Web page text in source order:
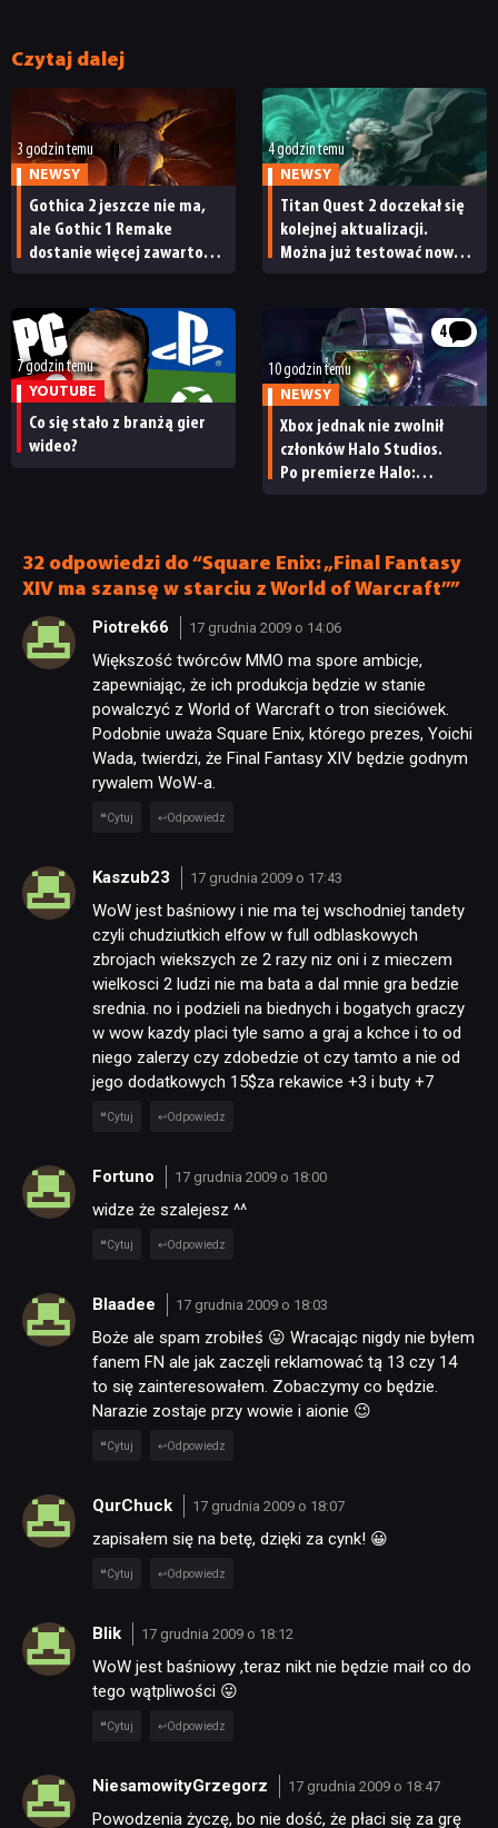
Czytaj dalej
3 godzin temu
NEWSY
Gothica 2 jeszcze nie ma,
ale Gothic 1 Remake
dostanie więcej zawartości.
4 godzin temu
NEWSY
Titan Quest 2 doczekał się
kolejnej aktualizacji.
Można już testować nową
7 godzin temu
YOUTUBE
Co się stało z branżą gier
wideo?
4
10 godzin temu
NEWSY
Xbox jednak nie zwolnił
członków Halo Studios.
Po premierze Halo:
32 odpowiedzi do “Square Enix: „Final Fantasy
XIV ma szansę w starciu z World of Warcraft””
Piotrek66 17 grudnia 2009 o 14:06
Większość twórców MMO ma spore ambicje,
zapewniając, że ich produkcja będzie w stanie
powalczyć z World of Warcraft o tron sieciówek.
Podobnie uważa Square Enix, którego prezes, Yoichi
Wada, twierdzi, że Final Fantasy XIV będzie godnym
rywalem WoW-a.
Cytuj Odpowiedz
Kaszub23 17 grudnia 2009 o 17:43
WoW jest baśniowy i nie ma tej wschodniej tandety
czyli chudziutkich elfow w full odblaskowych
zbrojach wiekszych ze 2 razy niz oni i z mieczem
wielkosci 2 ludzi nie ma bata a dal mnie gra bedzie
srednia. no i podzieli na biednych i bogatych graczy
w wow kazdy placi tyle samo a graj a kchce i to od
niego zalerzy czy zdobedzie ot czy tamto a nie od
jego dodatkowych 15$za rekawice +3 i buty +7
Cytuj Odpowiedz
Fortuno 17 grudnia 2009 o 18:00
widze że szalejesz ^^
Cytuj Odpowiedz
Blaadee 17 grudnia 2009 o 18:03
Boże ale spam zrobiłeś 😛 Wracając nigdy nie byłem
fanem FN ale jak zaczęli reklamować tą 13 czy 14
to się zainteresowałem. Zobaczymy co będzie.
Narazie zostaje przy wowie i aionie 😉
Cytuj Odpowiedz
QurChuck 17 grudnia 2009 o 18:07
zapisałem się na betę, dzięki za cynk! 😀
Cytuj Odpowiedz
Blik 17 grudnia 2009 o 18:12
WoW jest baśniowy ,teraz nikt nie będzie maił co do
tego wątpliwości 😛
Cytuj Odpowiedz
NiesamowityGrzegorz 17 grudnia 2009 o 18:47
Powodzenia życzę, bo nie dość, że płaci się za grę